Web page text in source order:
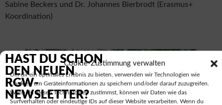
Cookie-Zustimmung verwalten
Um dir ein optimales Erlebnis zu bieten, verwenden wir Technologien wie
Cookies, um Geräteinformationen zu speichern und/oder darauf zuzugreifen.
Wenn du diesen Technologien zustimmst, können wir Daten wie das
Surfverhalten oder eindeutige IDs auf dieser Website verarbeiten. Wenn du
Sabine Beckers und Dr. Johannes Bierbrodt (Erasmus+
Koordination)
HAST DU SCHON
DEN NEUEN
RGW-
NEWSLETTER?